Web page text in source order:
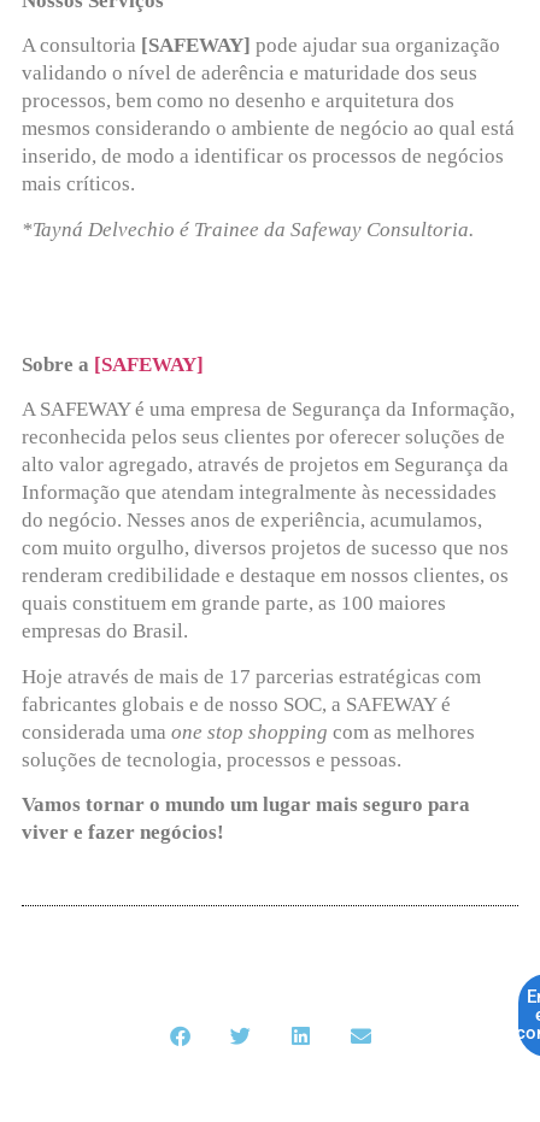
A consultoria [SAFEWAY] pode ajudar sua organização
validando o nível de aderência e maturidade dos seus
processos, bem como no desenho e arquitetura dos
mesmos considerando o ambiente de negócio ao qual está
inserido, de modo a identificar os processos de negócios
mais críticos.
*Tayná Delvechio é Trainee da Safeway Consultoria.
Sobre a [SAFEWAY]
A SAFEWAY é uma empresa de Segurança da Informação,
reconhecida pelos seus clientes por oferecer soluções de
alto valor agregado, através de projetos em Segurança da
Informação que atendam integralmente às necessidades
do negócio. Nesses anos de experiência, acumulamos,
com muito orgulho, diversos projetos de sucesso que nos
renderam credibilidade e destaque em nossos clientes, os
quais constituem em grande parte, as 100 maiores
empresas do Brasil.
Hoje através de mais de 17 parcerias estratégicas com
fabricantes globais e de nosso SOC, a SAFEWAY é
considerada uma one stop shopping com as melhores
soluções de tecnologia, processos e pessoas.
Vamos tornar o mundo um lugar mais seguro para
viver e fazer negócios!